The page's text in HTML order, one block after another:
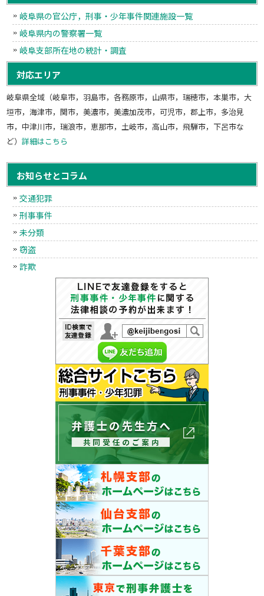
岐阜県の官公庁，刑事・少年事件関連施設一覧
岐阜県内の警察署一覧
岐阜支部所在地の統計・調査
対応エリア
岐阜県全域（岐阜市，羽島市，各務原市，山県市，瑞穂市，本巣市，大
垣市，海津市，関市，美濃市，美濃加茂市，可児市，郡上市，多治見
市，中津川市，瑞浪市，恵那市，土岐市，高山市，飛騨市，下呂市な
ど）詳細はこちら
お知らせとコラム
交通犯罪
刑事事件
未分類
窃盗
詐欺